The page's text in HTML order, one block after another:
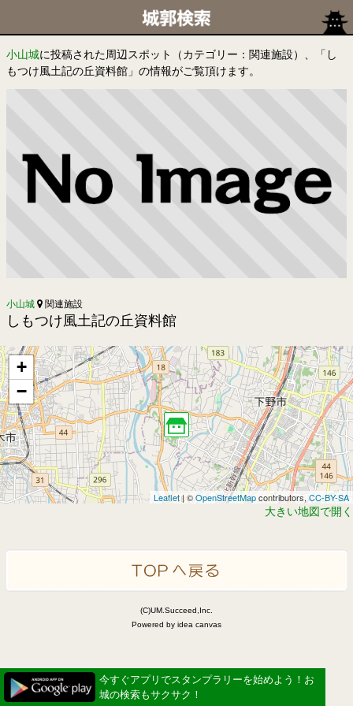
小山城に投稿された周辺スポット（カテゴリー：関連施設）、「し
もつけ風土記の丘資料館」の情報がご覧頂けます。
小山城 関連施設
しもつけ風土記の丘資料館
+
−
Leaflet| ©OpenStreetMapcontributors, CC-BY-SA
大きい地図で開く
(C)UM.Succeed,Inc.
Powered by idea canvas
今すぐアプリでスタンプラリーを始めよう！お
城の検索もサクサク！